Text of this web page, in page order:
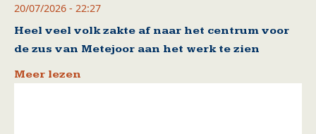
20/07/2026 - 22:27
Heel veel volk zakte af naar het centrum voor
de zus van Metejoor aan het werk te zien
Meer lezen